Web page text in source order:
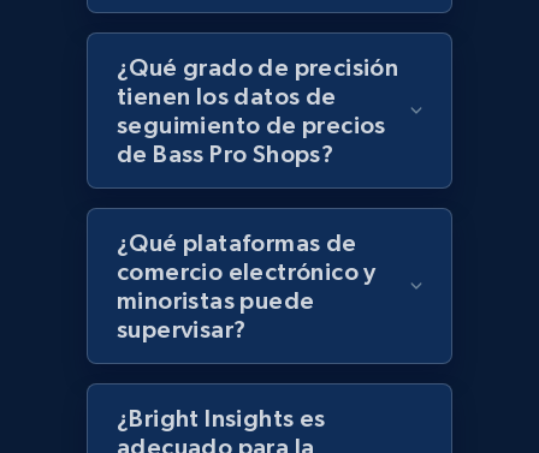
URL, Title, Rating, Reviews, Initial price, Final
price, Currency, Stock, and more.
991+ 164+ Comenzar ahora
Lazada - Products - Discover products by
category URL or brand URL
URL, Title, Rating, Reviews, Initial price, Final
price, Currency, Stock, and more.
991+ 164+ Comenzar ahora
¿Qué grado de precisión
tienen los datos de
seguimiento de precios
de Bass Pro Shops?
¿Qué plataformas de
comercio electrónico y
minoristas puede
supervisar?
¿Bright Insights es
adecuado para la